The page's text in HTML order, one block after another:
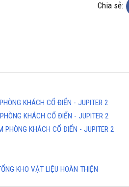
VINYL KHÁNG KHUẨN TẠI HÀ
Chia sẻ:
KHÁCH CỔ ĐIỂN - JUPITER 2
KHÁCH CỔ ĐIỂN - JUPITER 2
PHÒNG KHÁCH CỔ ĐIỂN - JUPITER 2
KHO VẬT LIỆU HOÀN THIỆN